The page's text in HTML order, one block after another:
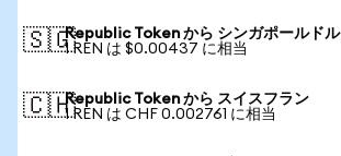
🇸🇬Republic Token から シンガポールドル
1 REN は $0.00437 に相当
🇨🇭Republic Token から スイスフラン
1 REN は CHF 0.002761 に相当